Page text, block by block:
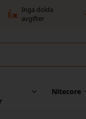
Inga dolda
avgifter
Nitecore